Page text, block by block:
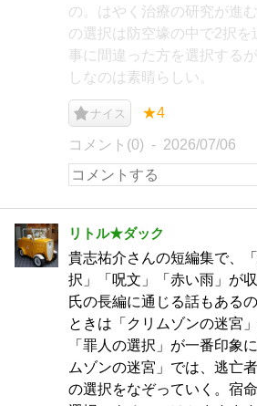
の。はやく治療の研究が進
の選択は防空壕の中で2択を
事に間違った方を選択する
しなのは素晴らしい。
ナイス ★4
コメント(0) 2026/07/06
リトル★ダック
貴志祐介さんの短編集で、
択」「呪文」「赤い雨」が
氏の長編に通じる話もある
ときは「クリムゾンの迷宮
「罪人の選択」が一番印象
ムゾンの迷宮」では、逃亡
の選択をなぞっていく。宿